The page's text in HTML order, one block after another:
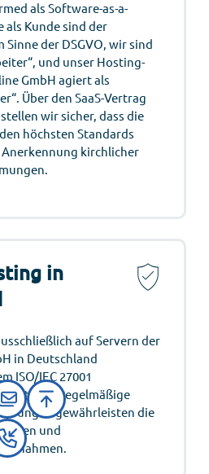
als Software-as-a-
als Kunde sind der
Sinne der DSGVO, wir sind
und unser Hosting-
GmbH agiert als
Über den SaaS-Vertrag
wir sicher, dass die
höchsten Standards
kirchlicher
in
auf Servern der
in Deutschland
ISO/IEC 27001
Regelmäßige
gewährleisten die
und